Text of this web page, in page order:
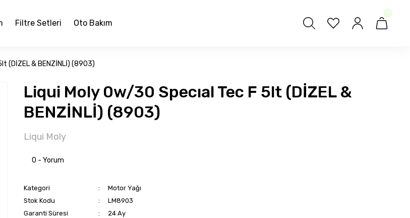
Filtre Setleri Oto Bakım
(DİZEL & BENZİNLİ) (8903)
Liqui Moly 0w/30 Specıal Tec F 5lt (DİZEL &
BENZİNLİ) (8903)
Liqui Moly
0 - Yorum
Kategori
Motor Yağı
Stok Kodu
LM8903
Garanti Süresi
24 Ay